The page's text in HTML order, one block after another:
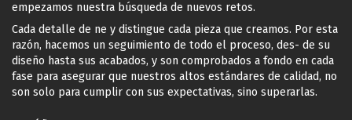
empezamos nuestra búsqueda de nuevos retos.
Cada detalle de ne y distingue cada pieza que creamos. Por esta
razón, hacemos un seguimiento de todo el proceso, des- de su
diseño hasta sus acabados, y son comprobados a fondo en cada
fase para asegurar que nuestros altos estándares de calidad, no
son solo para cumplir con sus expectativas, sino superarlas.